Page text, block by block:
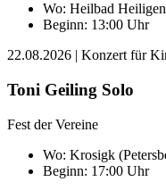
Wo: Heilbad
Beginn: 13:00 Uhr
22.08.2026 | Konzert für
Toni Geiling Solo
Fest der Vereine
Wo: Krosigk
Beginn: 17:00 Uhr